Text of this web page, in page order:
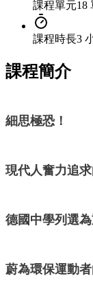
課程單元18
課程時長3
課程簡介
細思極恐！
現代人奮力追
德國中學列選
蔚為環保運動